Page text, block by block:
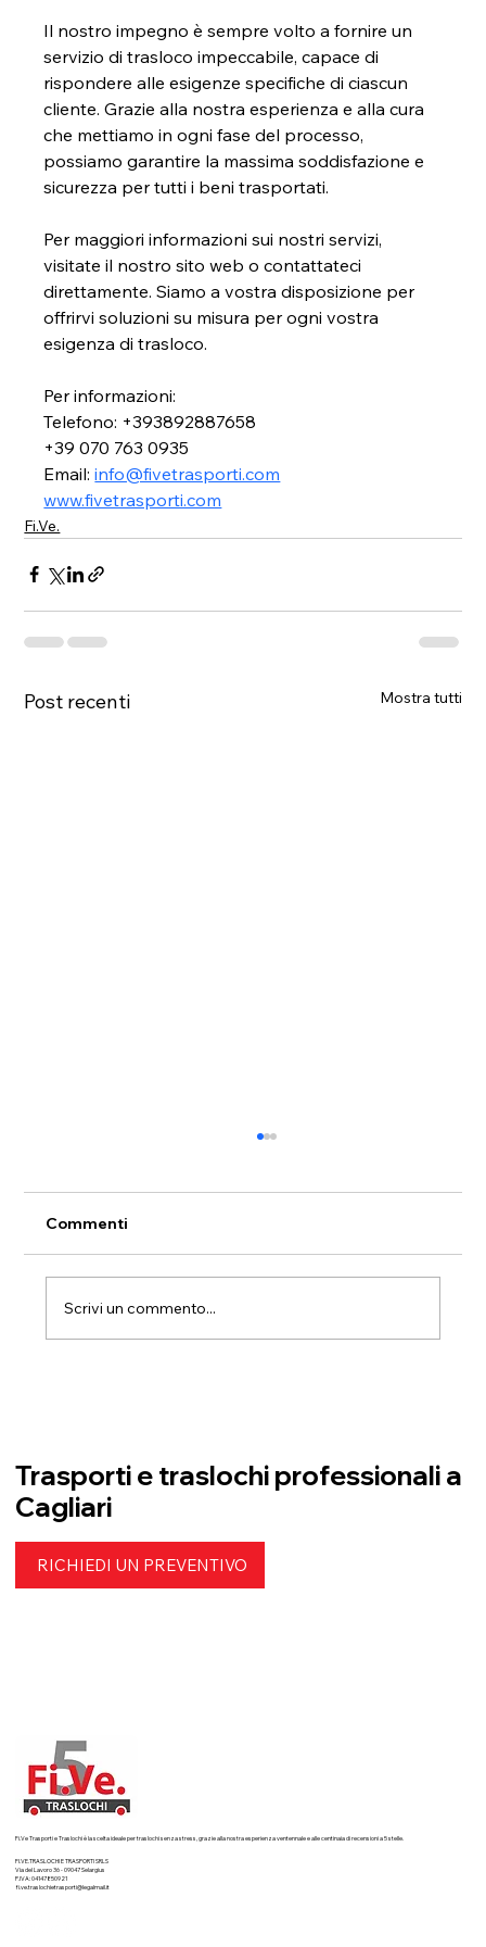
Il nostro impegno è sempre volto a fornire un
servizio di trasloco impeccabile, capace di
rispondere alle esigenze specifiche di ciascun
cliente. Grazie alla nostra esperienza e alla cura
che mettiamo in ogni fase del processo,
possiamo garantire la massima soddisfazione e
sicurezza per tutti i beni trasportati.
Per maggiori informazioni sui nostri servizi,
visitate il nostro sito web o contattateci
direttamente. Siamo a vostra disposizione per
offrirvi soluzioni su misura per ogni vostra
esigenza di trasloco.
Per informazioni:
Telefono: +393892887658
+39 070 763 0935
Email: info@fivetrasporti.com
www.fivetrasporti.com
Fi.Ve.
Post recenti Mostra tutti
Commenti
Scrivi un commento...
Trasporti e traslochi professionali a
Cagliari
RICHIEDI UN PREVENTIVO
Fi.Ve Trasporti e Traslochi è la scelta ideale per traslochi senza stress, grazie alla nostra esperienza ventennale e alle centinaia di recensioni a 5 stelle.
FI.VE.TRASLOCHI E TRASPORTI SRLS
Via del Lavoro 36 - 09047 Selargius
P.IVA: 04147850921
fi.ve.traslochietrasporti@legalmail.it